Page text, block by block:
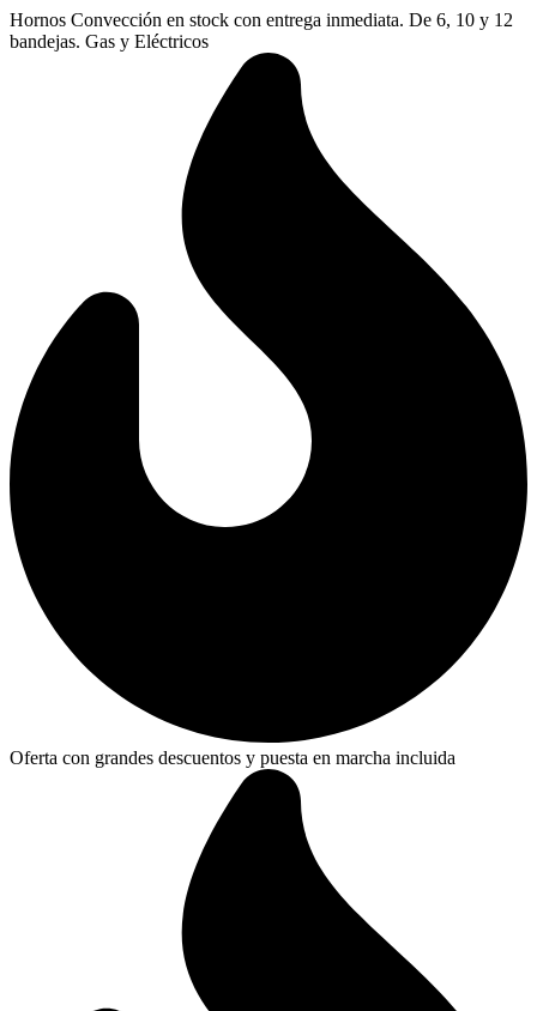
Ir
al
Hornos Convección en stock con entrega inmediata. De 6, 10 y 12
bandejas. Gas y Eléctricos
Oferta con grandes descuentos y puesta en marcha incluida